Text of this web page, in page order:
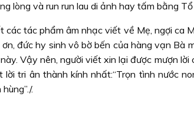
lòng và run run lau di ảnh hay tấm bằng
các tác phẩm âm nhạc viết về Mẹ, ngợi ca
đức hy sinh vô bờ bến của hàng vạn Bà
Vậy nên, người viết xin lại được mượn
tri ân thành kính nhất:“Trọn tình nước
.